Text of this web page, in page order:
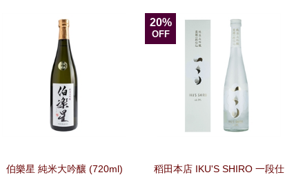
伯樂星 純米大吟釀 (720ml)
20%
OFF
稻田本店 IKU'S SHIRO 一段仕